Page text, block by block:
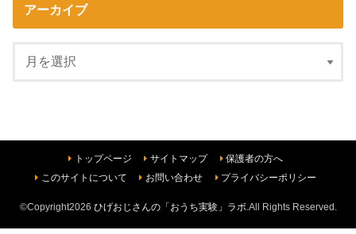
アーカイブ
トップページ サイトマップ
保護者の方へ
このサイトについて
お問い合わせ プライバシーポリシー
©Copyright2026 ひげおじさんの「おうち実験」ラボ.All Rights Reserved.